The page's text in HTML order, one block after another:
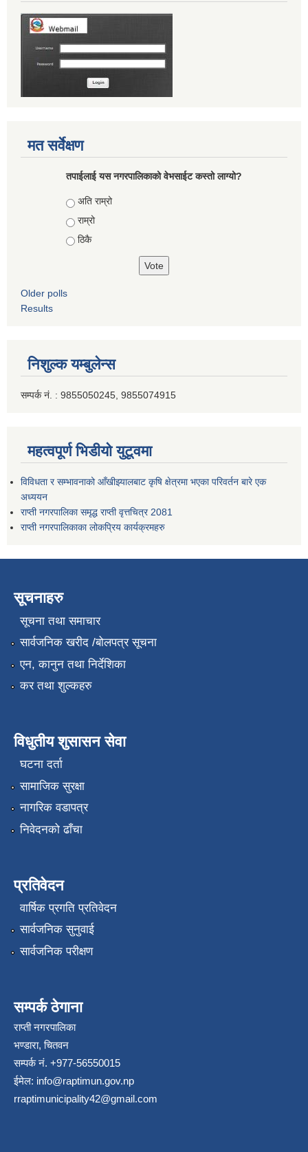
मत सर्वेक्षण
तपाईलाई यस नगरपालिकाको वेभसाईट कस्तो लाग्यो?
Choices
अति राम्रो
राम्रो
ठिकै
Older polls
Results
निशुल्क यम्बुलेन्स
सम्पर्क नं. : 9855050245, 9855074915
महत्वपूर्ण भिडीयो युटूवमा
विविधता र सम्भावनाको आँखीझ्यालबाट कृषि क्षेत्रमा भएका परिवर्तन बारे एक
अध्ययन
राप्ती नगरपालिका समृद्ध राप्ती वृत्तचित्र 2081
राप्ती नगरपालिकाका लोकप्रिय कार्यक्रमहरु
सूचनाहरु
सूचना तथा समाचार
सार्वजनिक खरीद /बोलपत्र सूचना
एन, कानुन तथा निर्देशिका
कर तथा शुल्कहरु
विधुतीय शुसासन सेवा
घटना दर्ता
सामाजिक सुरक्षा
नागरिक वडापत्र
निवेदनको ढाँचा
प्रतिवेदन
वार्षिक प्रगति प्रतिवेदन
सार्वजनिक सुनुवाई
सार्वजनिक परीक्षण
सम्पर्क ठेगाना
राप्ती नगरपालिका
भण्डारा, चितवन
सम्पर्क नं. +977-56550015
ईमेल: info@raptimun.gov.np
rraptimunicipality42@gmail.com